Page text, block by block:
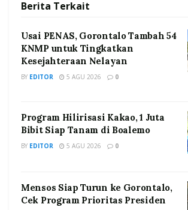
Berita Terkait
Usai PENAS, Gorontalo Tambah 54
KNMP untuk Tingkatkan
Kesejahteraan Nelayan
BY EDITOR 5 AGU 2026 0
Program Hilirisasi Kakao, 1 Juta
Bibit Siap Tanam di Boalemo
BY EDITOR 5 AGU 2026 0
Mensos Siap Turun ke Gorontalo,
Cek Program Prioritas Presiden